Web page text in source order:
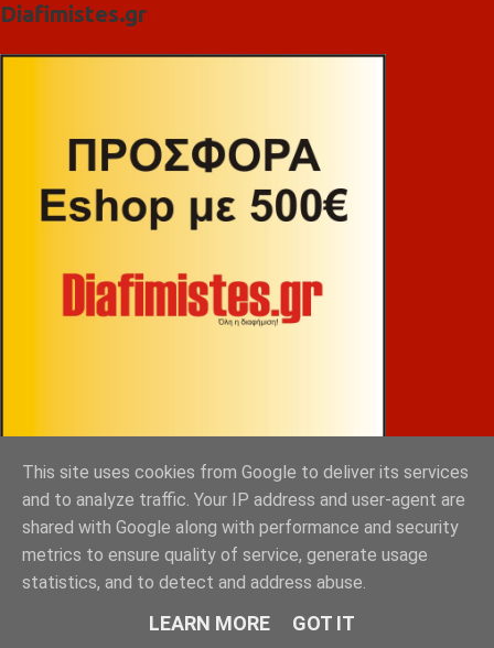
Diafimistes.gr
ΒΕΚΡΑΚΟΣ
This site uses cookies from Google to deliver its services
and to analyze traffic. Your IP address and user-agent are
shared with Google along with performance and security
metrics to ensure quality of service, generate usage
statistics, and to detect and address abuse.
LEARN MORE GOT IT